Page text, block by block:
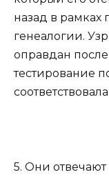
назад в рамках
генеалогии.
оправдан
тестирование
5. Они